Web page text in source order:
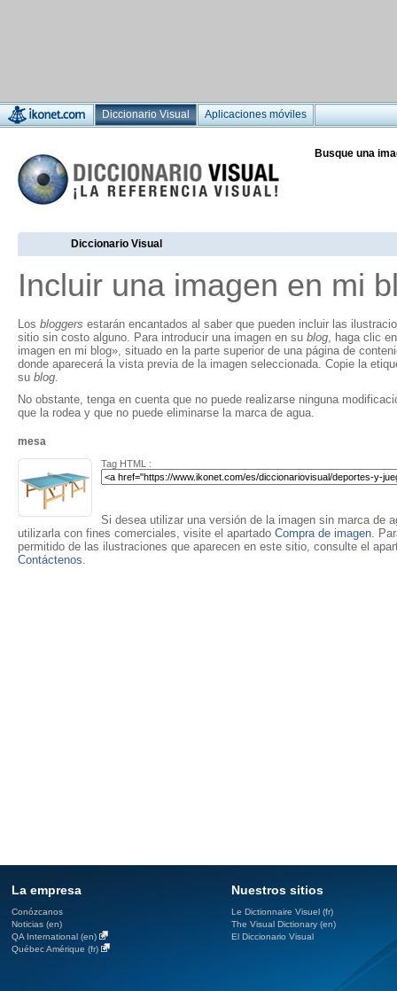
Diccionario Visual Aplicaciones móviles
Busque una
Diccionario Visual
Incluir una imagen en mi
Los bloggers estarán encantados al saber que pueden incluir las
sitio sin costo alguno. Para introducir una imagen en su blog, haga clic
imagen en mi blog», situado en la parte superior de una página de
donde aparecerá la vista previa de la imagen seleccionada. Copie la
su blog.
No obstante, tenga en cuenta que no puede realizarse ninguna
que la rodea y que no puede eliminarse la marca de agua.
mesa
Tag HTML :
Si desea utilizar una versión de la imagen sin marca de
utilizarla con fines comerciales, visite el apartado Compra de imagen.
permitido de las ilustraciones que aparecen en este sitio, consulte el
Contáctenos.
La empresa
Conózcanos
Noticias (en)
QA International (en)
Québec Amérique (fr)
Nuestros sitios
Le Dictionnaire Visuel (fr)
The Visual Dictionary (en)
El Diccionario Visual